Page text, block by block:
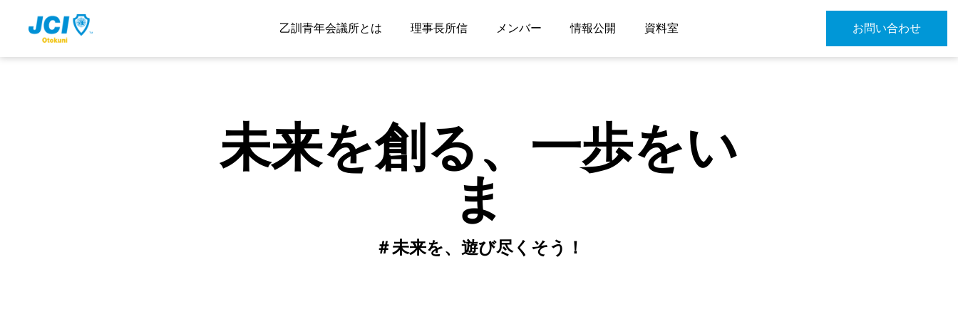
乙訓青年会議所とは 理事長所信 メンバー 情報公開 資料室 お問い合わせ
未来を創る、一歩をい
ま
＃未来を、遊び尽くそう！